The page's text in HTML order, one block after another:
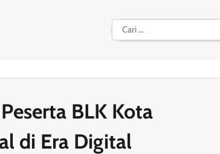
Cari
untuk:
BLK Kota
di Era Digital